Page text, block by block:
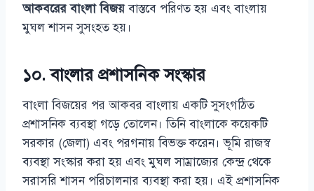
আকবরের বাংলা বিজয়বাস্তবে পরিণত হয় এবং বাংলায়
মুঘল শাসন সুসংহত হয়।
১০. বাংলার প্রশাসনিক সংস্কার
বাংলা বিজয়ের পর আকবর বাংলায় একটি সুসংগঠিত
প্রশাসনিক ব্যবস্থা গড়ে তোলেন। তিনি বাংলাকে কয়েকটি
সরকার (জেলা) এবং পরগনায় বিভক্ত করেন। ভূমি রাজস্ব
ব্যবস্থা সংস্কার করা হয় এবং মুঘল সাম্রাজ্যের কেন্দ্র থেকে
সরাসরি শাসন পরিচালনার ব্যবস্থা করা হয়। এই প্রশাসনিক